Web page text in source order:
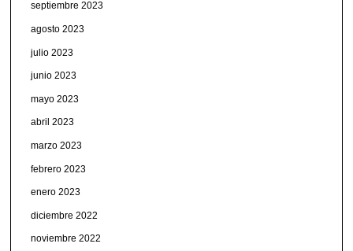
septiembre 2023
agosto 2023
julio 2023
junio 2023
mayo 2023
abril 2023
marzo 2023
febrero 2023
enero 2023
diciembre 2022
noviembre 2022